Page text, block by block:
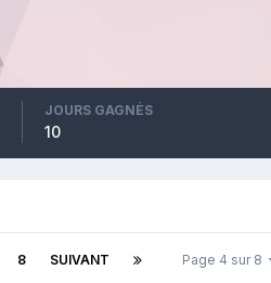
JOURS GAGNÉS
10
8 SUIVANT Page 4 sur 8